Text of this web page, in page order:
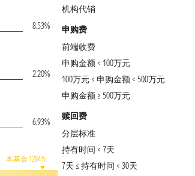
8.53%
2.20%
6.93%
本基金 1284%
机构代销
申购费
前端收费
申购金额 < 100万元
100万元 ≤ 申购金额 < 500万元
申购金额 ≥ 500万元
赎回费
分层标准
持有时间 < 7天
7天 ≤ 持有时间 < 30天